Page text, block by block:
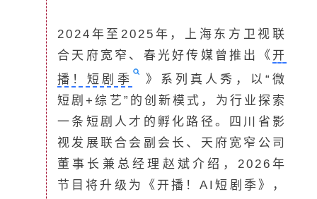
2024年至2025年，上海东方卫视联
合天府宽窄、春光好传媒曾推出《 开
播！短剧季
》系列真人秀，以“微
短剧+综艺”的创新模式，为行业探索
一条短剧人才的孵化路径。四川省影
视发展联合会副会长、天府宽窄公司
董事长兼总经理赵斌介绍，2026年
节目将升级为《开播！AI短剧季》，